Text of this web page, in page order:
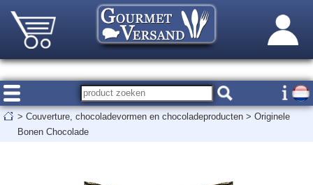
> Couverture, chocoladevormen en chocoladeproducten > Originele
Bonen Chocolade